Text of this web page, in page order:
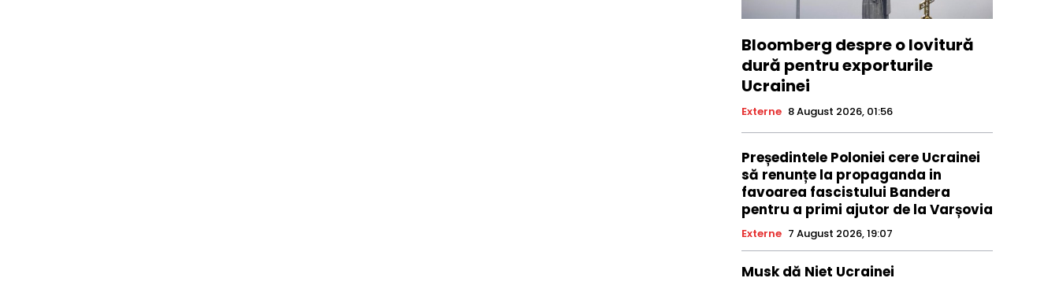
Bloomberg despre o lovitură
dură pentru exporturile
Ucrainei
Externe 8 August 2026, 01:56
Președintele Poloniei cere Ucrainei
să renunțe la propaganda in
favoarea fascistului Bandera
pentru a primi ajutor de la Varșovia
Externe 7 August 2026, 19:07
Musk dă Niet Ucrainei